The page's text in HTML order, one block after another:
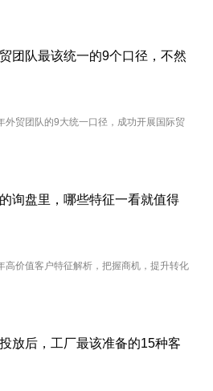
团队最该统一的9个口径，不然
外贸团队的9大统一口径，成功开展国际贸
询盘里，哪些特征一看就值得
高价值客户特征解析，把握商机，提升转化
放后，工厂最该准备的15种客